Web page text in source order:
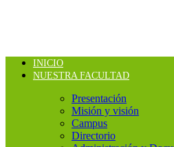
INICIO
NUESTRA FACULTAD
Presentación
Misión y visión
Campus
Directorio